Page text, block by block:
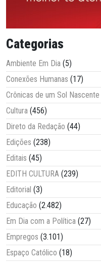
Categorias
Ambiente Em Dia (5)
Conexões Humanas (17)
Crônicas de um Sol Nascente
Cultura (456)
Direto da Redação (44)
Edições (238)
Editais (45)
EDITH CULTURA (239)
Editorial (3)
Educação (2.482)
Em Dia com a Política (27)
Empregos (3.101)
Espaço Católico (18)